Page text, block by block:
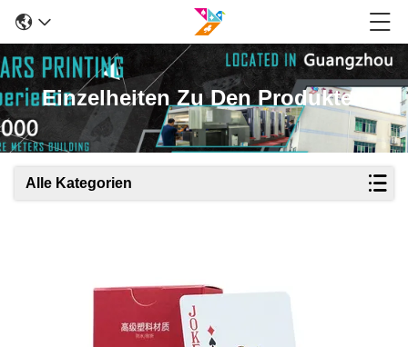
Einzelheiten Zu Den Produkten
Alle Kategorien